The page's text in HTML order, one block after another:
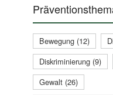
Bewegung (12)
Diskriminierung (9)
Gewalt (26)